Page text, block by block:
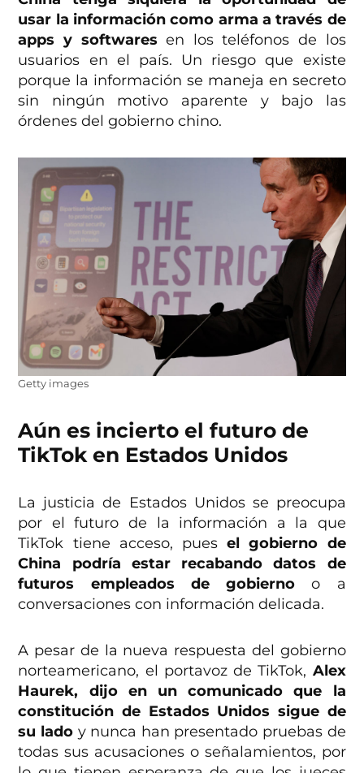
usar la información como arma a través de
apps y softwaresen los teléfonos de los
usuarios en el país. Un riesgo que existe
porque la información se maneja en secreto
sin ningún motivo aparente y bajo las
órdenes del gobierno chino.
Getty images
Aún es incierto el futuro de
TikTok en Estados Unidos
La justicia de Estados Unidos se preocupa
por el futuro de la información a la que
TikTok tiene acceso, pues el gobierno de
China podría estar recabando datos de
futuros empleados de gobiernoo a
conversaciones con información delicada.
A pesar de la nueva respuesta del gobierno
norteamericano, el portavoz de TikTok, Alex
Haurek, dijo en un comunicado que la
constitución de Estados Unidos sigue de
su lado y nunca han presentado pruebas de
todas sus acusaciones o señalamientos, por